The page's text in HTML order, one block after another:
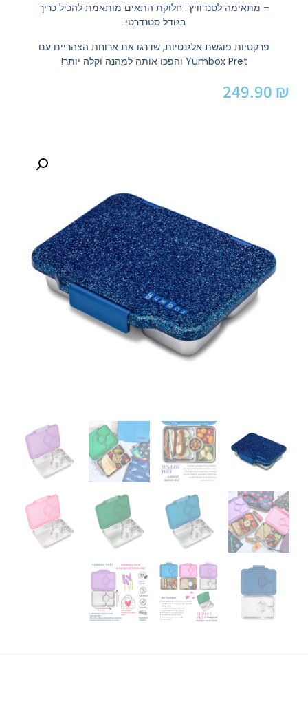
– מתאימה לסנדוויץ': חלוקת התאים מותאמת להכיל כריך
בגודל סטנדרטי.
פרקטיות פוגשת אלגנטיות, שדרגו את ארוחת הצהריים עם
Yumbox Pret והפכו אותה למהנה וקלה יותר!
249.90 ₪